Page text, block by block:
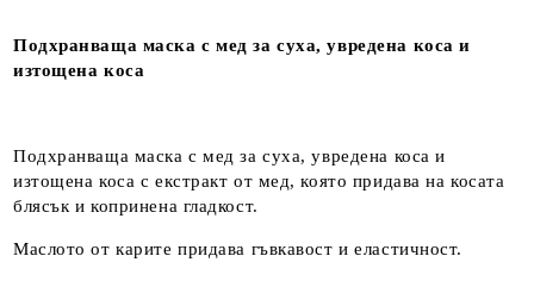
Подхранваща маска с мед за суха, увредена коса и
изтощена коса
Подхранваща маска с мед за суха, увредена коса и
изтощена коса с екстракт от мед, която придава на косата
блясък и копринена гладкост.
Маслото от карите придава гъвкавост и еластичност.